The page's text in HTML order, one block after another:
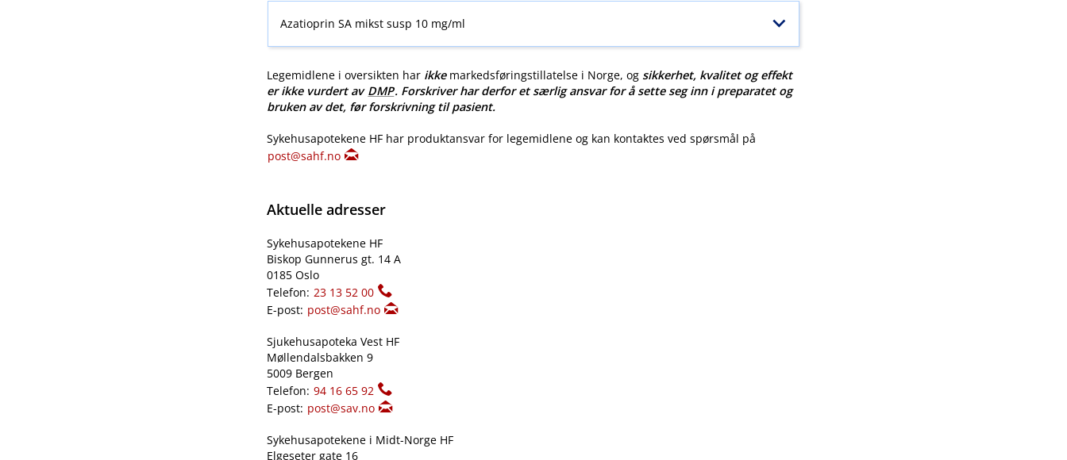
Azatioprin SA mikst susp 10 mg/ml
Legemidlene i oversikten har ikkemarkedsføringstillatelse i Norge, ogsikkerhet, kvalitet og effekt
er ikke vurdert av DMP. Forskriver har derfor et særlig ansvar for å sette seg inn i preparatet og
bruken av det, før forskrivning til pasient.
Sykehusapotekene HF har produktansvar for legemidlene og kan kontaktes ved spørsmål på
post@sahf.no
Aktuelle adresser
Sykehusapotekene HF
Biskop Gunnerus gt. 14 A
0185 Oslo
Telefon: 23 13 52 00
E-post: post@sahf.no
Sjukehusapoteka Vest HF
Møllendalsbakken 9
5009 Bergen
Telefon: 94 16 65 92
E-post: post@sav.no
Sykehusapotekene i Midt-Norge HF
Elgeseter gate 16